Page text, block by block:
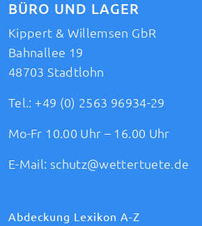
BÜRO UND LAGER
Kippert & Willemsen GbR
Bahnallee 19
48703 Stadtlohn
Tel.: +49 (0) 2563 96934-29
Mo-Fr 10.00 Uhr – 16.00 Uhr
E-Mail: schutz@wettertuete.de
Abdeckung Lexikon A-Z